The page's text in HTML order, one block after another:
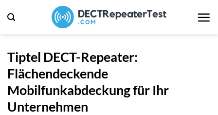
Inhalt
Tiptel DECT-Repeater:
Flächendeckende
Mobilfunkabdeckung für Ihr
Unternehmen